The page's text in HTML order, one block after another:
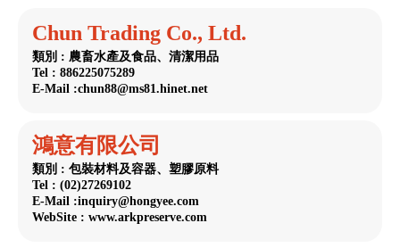
Chun Trading Co., Ltd.
類別 : 農畜水產及食品、清潔用品
Tel : 886225075289
E-Mail :chun88@ms81.hinet.net
鴻意有限公司
類別 : 包裝材料及容器、塑膠原料
Tel : (02)27269102
E-Mail :inquiry@hongyee.com
WebSite : www.arkpreserve.com